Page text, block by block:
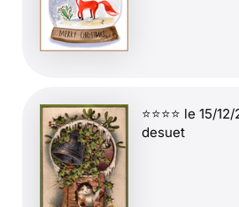
⭐⭐⭐⭐ le 15/
desuet